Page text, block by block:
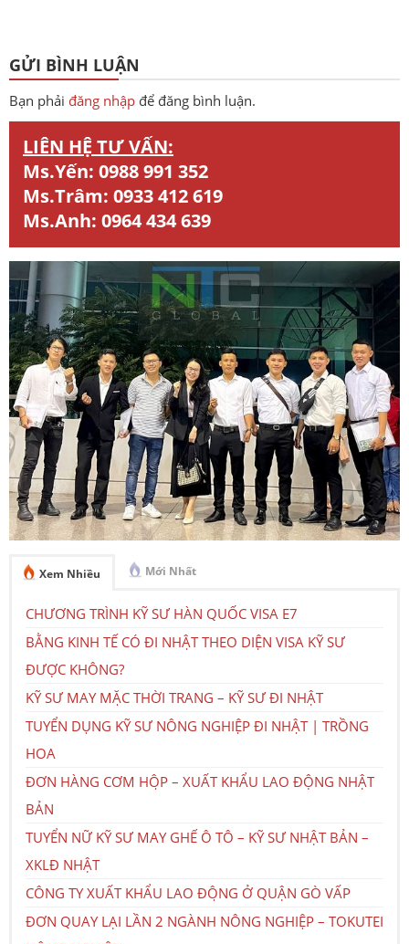
GỬI BÌNH LUẬN
Bạn phải đăng nhập để đăng bình luận.
LIÊN HỆ TƯ VẤN:
Ms.Yến: 0988 991 352
Ms.Trâm: 0933 412 619
Ms.Anh: 0964 434 639
Xem Nhiều Mới Nhất
CHƯƠNG TRÌNH KỸ SƯ HÀN QUỐC VISA E7
BẰNG KINH TẾ CÓ ĐI NHẬT THEO DIỆN VISA KỸ SƯ
ĐƯỢC KHÔNG?
KỸ SƯ MAY MẶC THỜI TRANG – KỸ SƯ ĐI NHẬT
TUYỂN DỤNG KỸ SƯ NÔNG NGHIỆP ĐI NHẬT | TRỒNG
HOA
ĐƠN HÀNG CƠM HỘP – XUẤT KHẨU LAO ĐỘNG NHẬT
BẢN
TUYỂN NỮ KỸ SƯ MAY GHẾ Ô TÔ – KỸ SƯ NHẬT BẢN –
XKLĐ NHẬT
CÔNG TY XUẤT KHẨU LAO ĐỘNG Ở QUẬN GÒ VẤP
ĐƠN QUAY LẠI LẦN 2 NGÀNH NÔNG NGHIỆP – TOKUTEI